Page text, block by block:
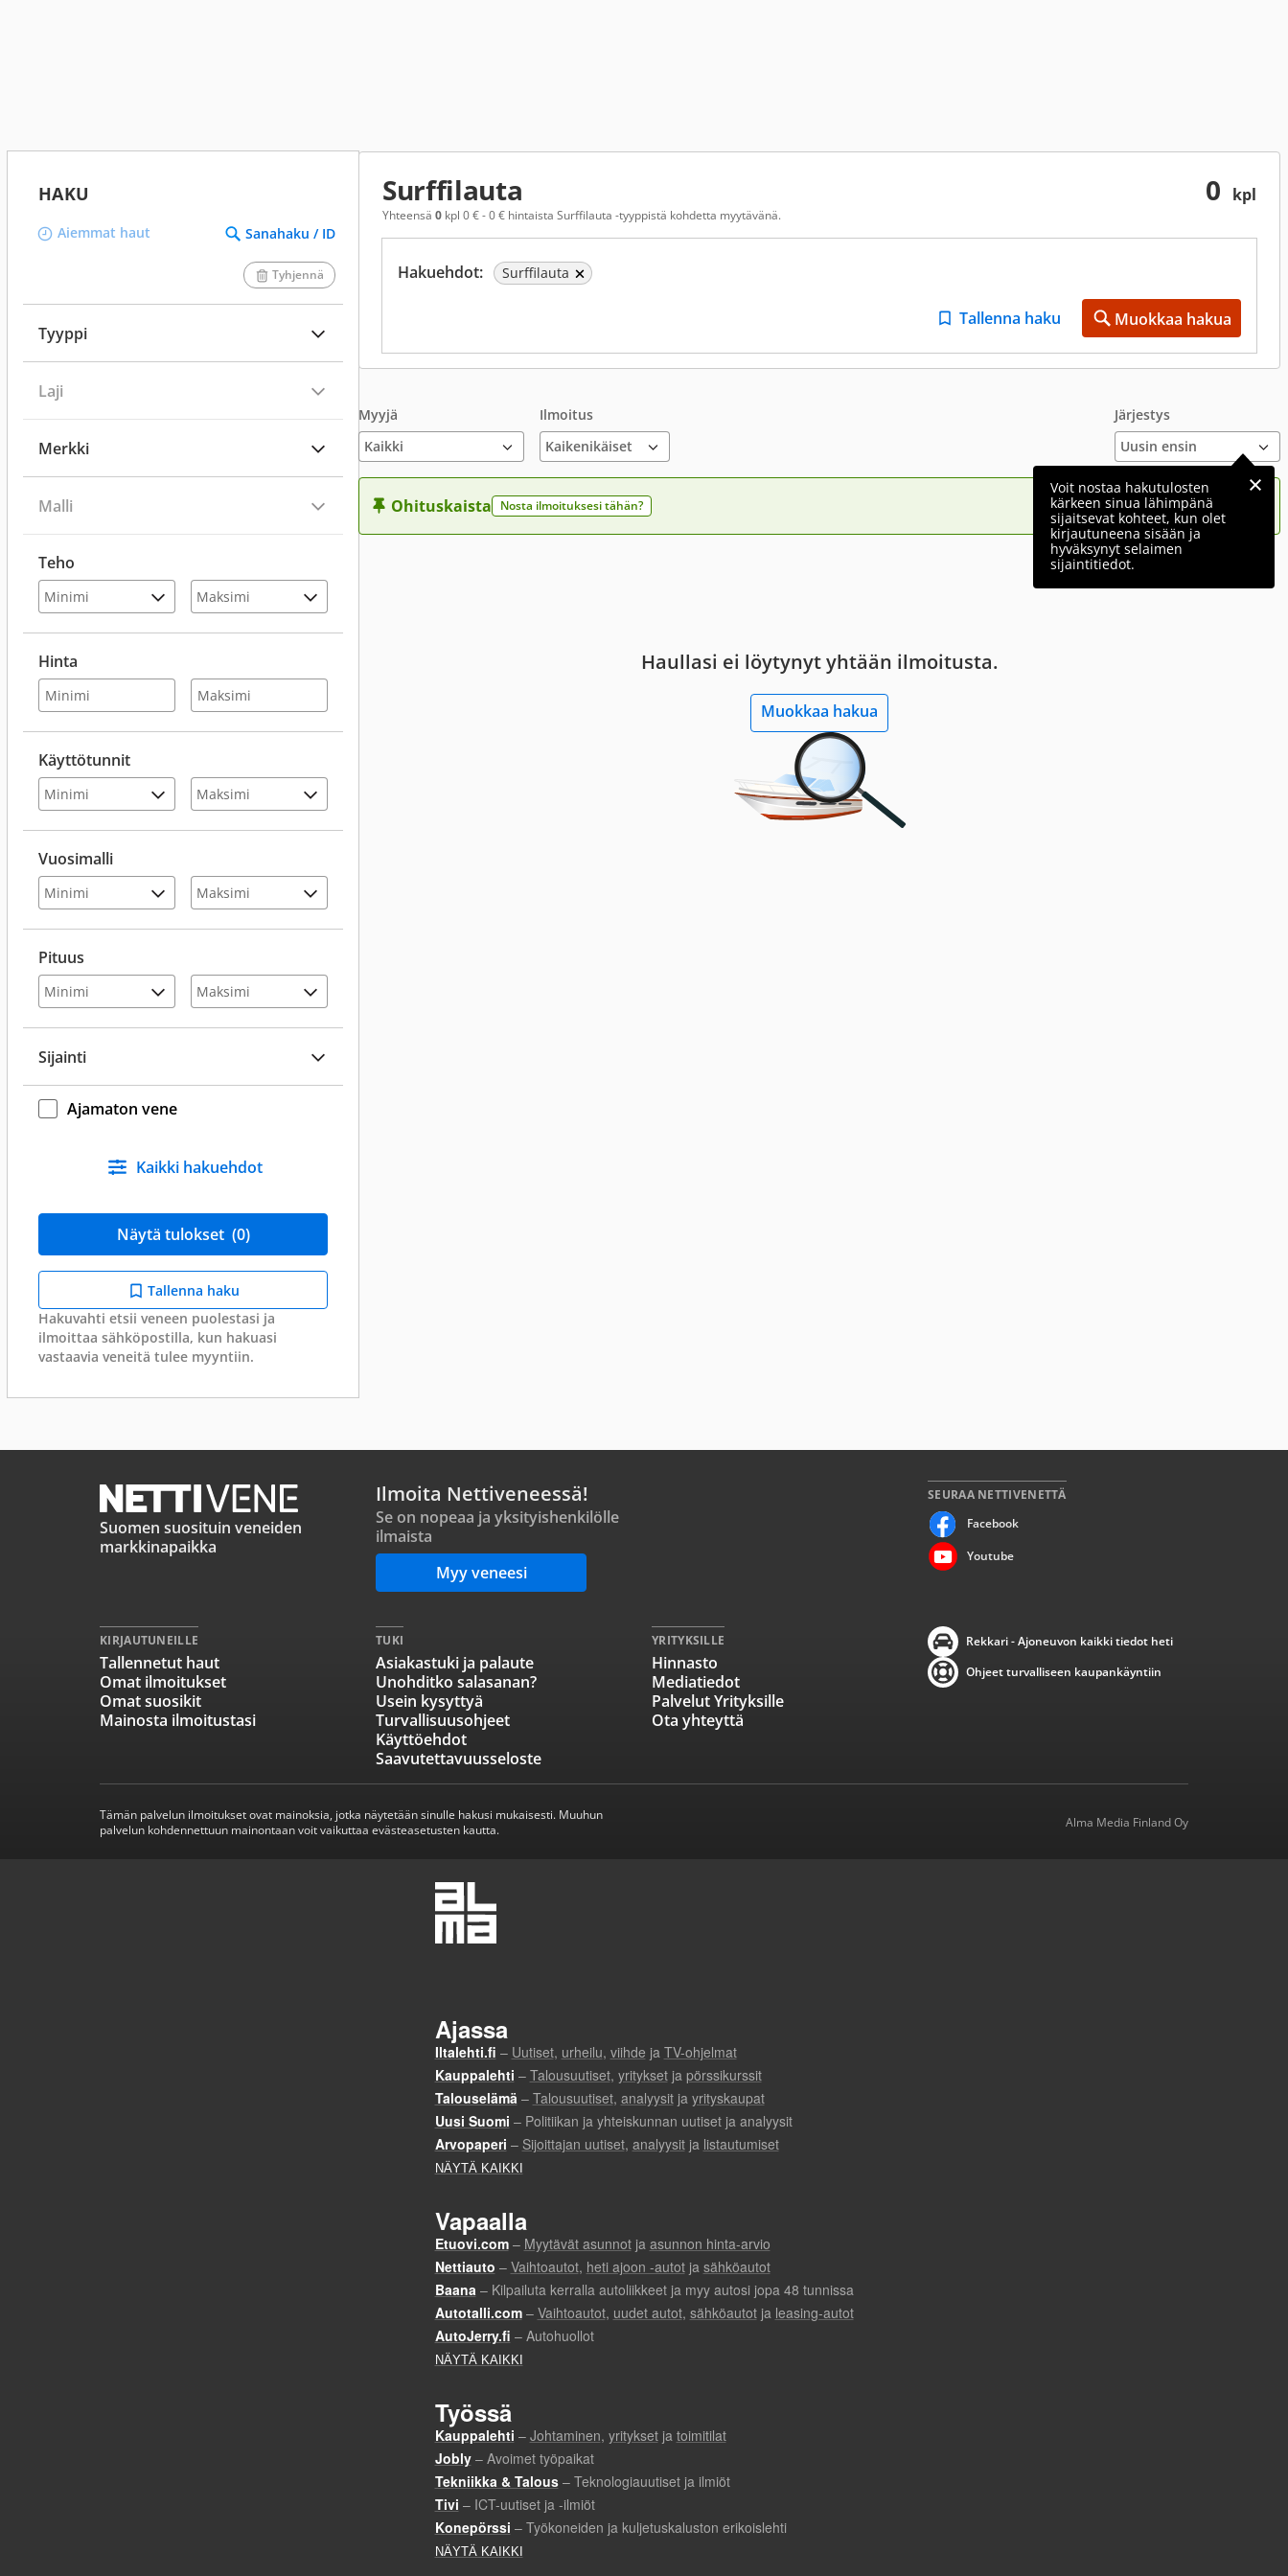
HAKU
Aiemmat haut Sanahaku / ID
Tyhjennä
Tyyppi
Laji
Merkki
Malli
Teho
Hinta
Käyttötunnit
Vuosimalli
Pituus
Sijainti
Ajamaton vene
Kaikki hakuehdot
Näytä tulokset (0)
Tallenna haku
Hakuvahti etsii veneen puolestasi ja
ilmoittaa sähköpostilla, kun hakuasi
vastaavia veneitä tulee myyntiin.
0 kpl
Surffilauta
Yhteensä 0 kpl 0 € - 0 € hintaista Surffilauta -tyyppistä kohdetta myytävänä.
Hakuehdot: Surffilauta
Tallenna haku Muokkaa hakua
Myyjä Ilmoitus Järjestys
Voit nostaa hakutulosten
kärkeen sinua lähimpänä
sijaitsevat kohteet, kun olet
kirjautuneena sisään ja
hyväksynyt selaimen
sijaintitiedot.
Ohituskaista Nosta ilmoituksesi tähän?
Haullasi ei löytynyt yhtään ilmoitusta.
Muokkaa hakua
Suomen suosituin veneiden
markkinapaikka
Ilmoita Nettiveneessä!
Se on nopeaa ja yksityishenkilölle
ilmaista
Myy veneesi
SEURAA NETTIVENETTÄ
Facebook
Youtube
KIRJAUTUNEILLE
Tallennetut haut
Omat ilmoitukset
Omat suosikit
Mainosta ilmoitustasi
TUKI
Asiakastuki ja palaute
Unohditko salasanan?
Usein kysyttyä
Turvallisuusohjeet
Käyttöehdot
Saavutettavuusseloste
YRITYKSILLE
Hinnasto
Mediatiedot
Palvelut Yrityksille
Ota yhteyttä
Rekkari - Ajoneuvon kaikki tiedot heti
Ohjeet turvalliseen kaupankäyntiin
Tämän palvelun ilmoitukset ovat mainoksia, jotka näytetään sinulle hakusi mukaisesti. Muuhun
palvelun kohdennettuun mainontaan voit vaikuttaa evästeasetusten kautta.
Alma Media Finland Oy